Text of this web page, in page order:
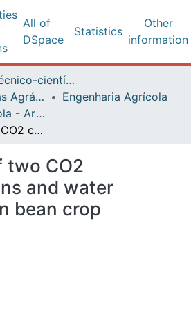
All of
DSpace
Statistics
Other
information
científica
Engenharia Agrícola
Engenharia Agrícola - Artigos
Influences of two CO2 concentrations and water availability on bean crop
CO2
and water
crop